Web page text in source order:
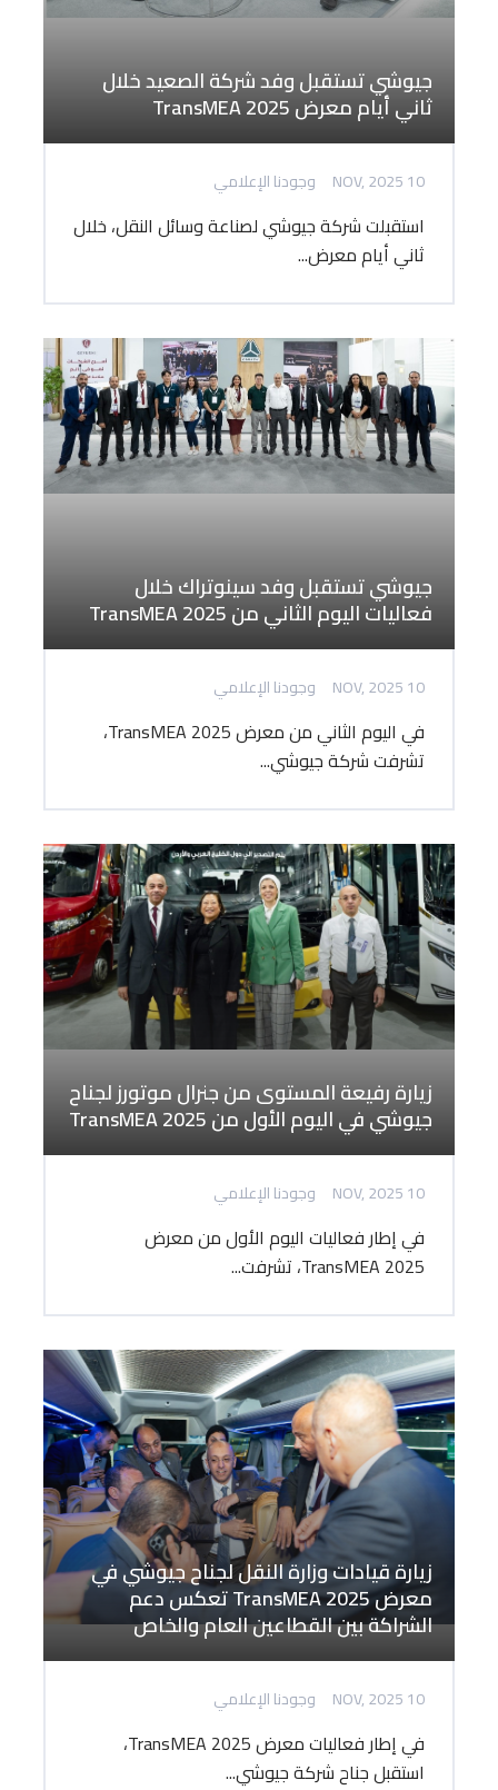
جيوشي تستقبل وفد شركة الصعيد خلال
ثاني أيام معرض TransMEA 2025
10 NOV, 2025 وجودنا الإعلامي
استقبلت شركة جيوشي لصناعة وسائل النقل، خلال
ثاني أيام معرض...
جيوشي تستقبل وفد سينوتراك خلال
فعاليات اليوم الثاني من TransMEA 2025
10 NOV, 2025 وجودنا الإعلامي
في اليوم الثاني من معرض TransMEA 2025،
تشرفت شركة جيوشي...
زيارة رفيعة المستوى من جنرال موتورز لجناح
جيوشي في اليوم الأول من TransMEA 2025
10 NOV, 2025 وجودنا الإعلامي
في إطار فعاليات اليوم الأول من معرض
TransMEA 2025، تشرفت...
زيارة قيادات وزارة النقل لجناح جيوشي في
معرض TransMEA 2025 تعكس دعم
الشراكة بين القطاعين العام والخاص
10 NOV, 2025 وجودنا الإعلامي
في إطار فعاليات معرض TransMEA 2025،
استقبل جناح شركة جيوشي...